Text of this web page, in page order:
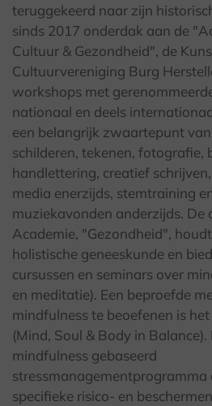
teruggekeerd naar zijn
sinds 2017 onderdak aan de
Cultuur & Gezondheid", de
Cultuurvereniging Burg
workshops met
nationaal en deels
een belangrijk zwaartepunt
schilderen, tekenen, fotografie,
handlettering, creatief
media enerzijds, stemtraining
muziekavonden anderzijds. De
Academie, "Gezondheid",
holistische geneeskunde en
cursussen en seminars over
en meditatie). Een beproefde
mindfulness te beoefenen is
(Mind, Soul & Body in Balance).
mindfulness gebaseerd
specifieke risico- en